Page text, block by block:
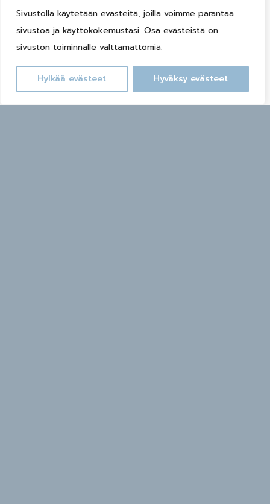
Sivustolla käytetään evästeitä, joilla voimme parantaa
sivustoa ja käyttökokemustasi. Osa evästeistä on
sivuston toiminnalle välttämättömiä.
Hylkää evästeet Hyväksy evästeet
Sopii pienille lapsille
Loppusiivous sisältyy
hintaan
WiFi Näytä lisää